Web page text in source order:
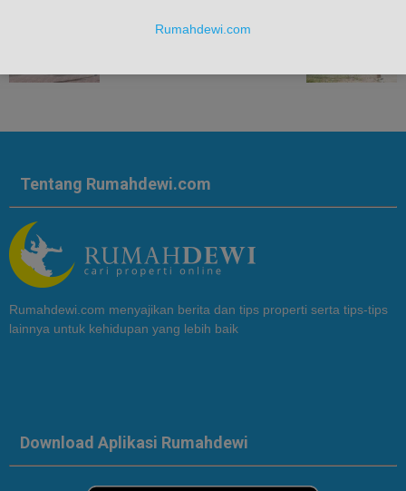
Tentang Rumahdewi.com
Rumahdewi.com menyajikan berita dan tips properti serta tips-tips
lainnya untuk kehidupan yang lebih baik
Download Aplikasi Rumahdewi
Rumahdewi.com